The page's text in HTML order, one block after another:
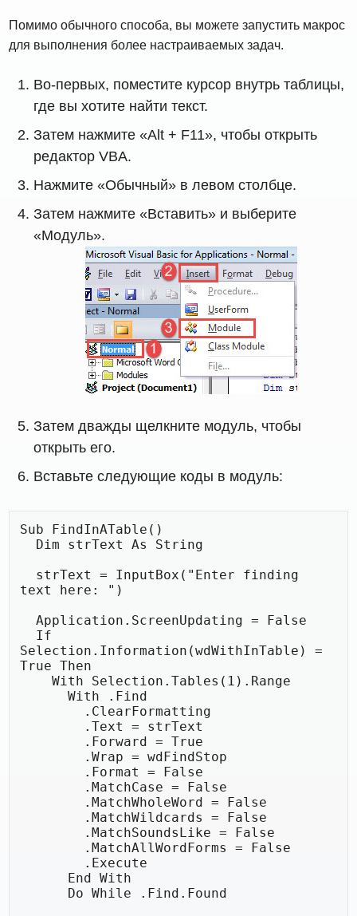
Помимо обычного способа, вы можете запустить макрос
для выполнения более настраиваемых задач.
Во-первых, поместите курсор внутрь таблицы,
где вы хотите найти текст.
Затем нажмите «Alt + F11», чтобы открыть
редактор VBA.
Нажмите «Обычный» в левом столбце.
Затем нажмите «Вставить» и выберите
«Модуль».
Затем дважды щелкните модуль, чтобы
открыть его.
Вставьте следующие коды в модуль:
Sub FindInATable()
text here: ")
Selection.Information(wdWithInTable) =
True Then